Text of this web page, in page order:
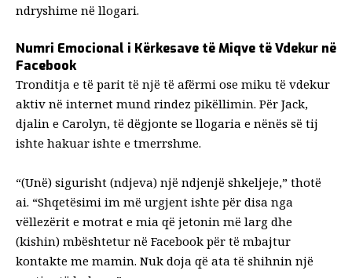
ndryshime në llogari.
Numri Emocional i Kërkesave të Miqve të Vdekur në
Facebook
Tronditja e të parit të një të afërmi ose miku të vdekur
aktiv në internet mund rindez pikëllimin. Për Jack,
djalin e Carolyn, të dëgjonte se llogaria e nënës së tij
ishte hakuar ishte e tmerrshme.
“(Unë) sigurisht (ndjeva) një ndjenjë shkeljeje,” thotë
ai. “Shqetësimi im më urgjent ishte për disa nga
vëllezërit e motrat e mia që jetonin më larg dhe
(kishin) mbështetur në Facebook për të mbajtur
kontakte me mamin. Nuk doja që ata të shihnin një